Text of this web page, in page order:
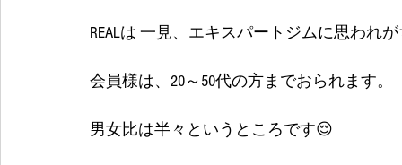
REALは 一見、エキスパートジムに思われ
会員様は、20～50代の方までおられます。
男女比は半々というところです😌